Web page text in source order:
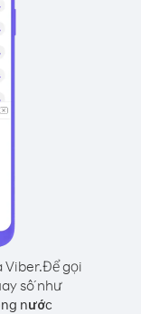
Viber.Để gọi
số như
nước